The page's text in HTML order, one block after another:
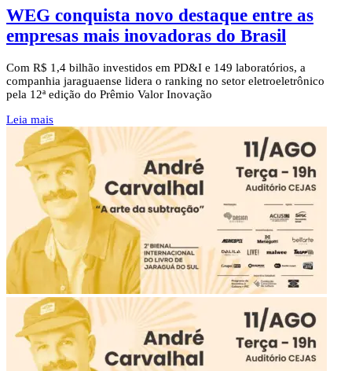
WEG conquista novo destaque entre as
empresas mais inovadoras do Brasil
Com R$ 1,4 bilhão investidos em PD&I e 149 laboratórios, a
companhia jaraguaense lidera o ranking no setor eletroeletrônico
pela 12ª edição do Prêmio Valor Inovação
Leia mais